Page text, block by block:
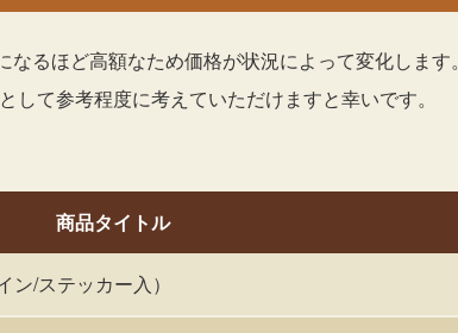
るほど高額なため価格が状況によって変化します。
て参考程度に考えていただけますと幸いです。
商品タイトル
ン/ステッカー入）